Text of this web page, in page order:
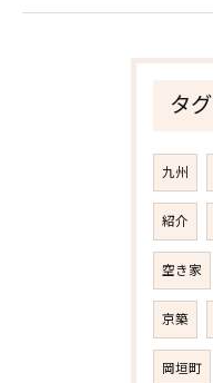
タグ
九州
紹介
空き家
京築
岡垣町